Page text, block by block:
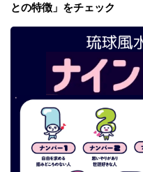
との特徴」をチェック